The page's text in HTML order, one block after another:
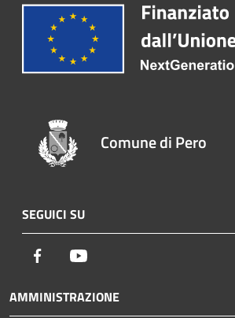
Comune di Pero
SEGUICI SU
Facebook
AMMINISTRAZIONE